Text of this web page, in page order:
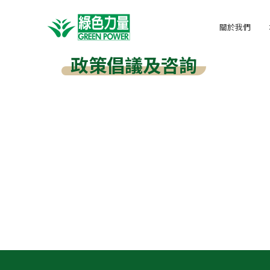
關於我們
政策倡議及咨詢